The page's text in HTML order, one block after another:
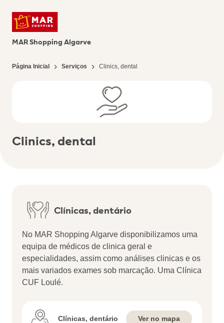
MAR Shopping Algarve
Página Inicial Serviços Clinics, dental
Clinics, dental
Clínicas, dentário
No MAR Shopping Algarve disponibilizamos uma
equipa de médicos de clinica geral e
especialidades, assim como análises clinicas e os
mais variados exames sob marcação. Uma Clínica
CUF Loulé.
Clínicas, dentário Ver no mapa